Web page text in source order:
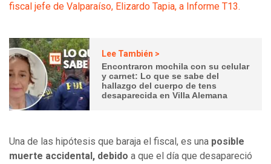
fiscal jefe de Valparaíso, Elizardo Tapia, a Informe T13.
Lee También >
Encontraron mochila con su celular
y carnet: Lo que se sabe del
hallazgo del cuerpo de tens
desaparecida en Villa Alemana
Una de las hipótesis que baraja el fiscal, es una posible
muerte accidental, debido a que el día que desapareció